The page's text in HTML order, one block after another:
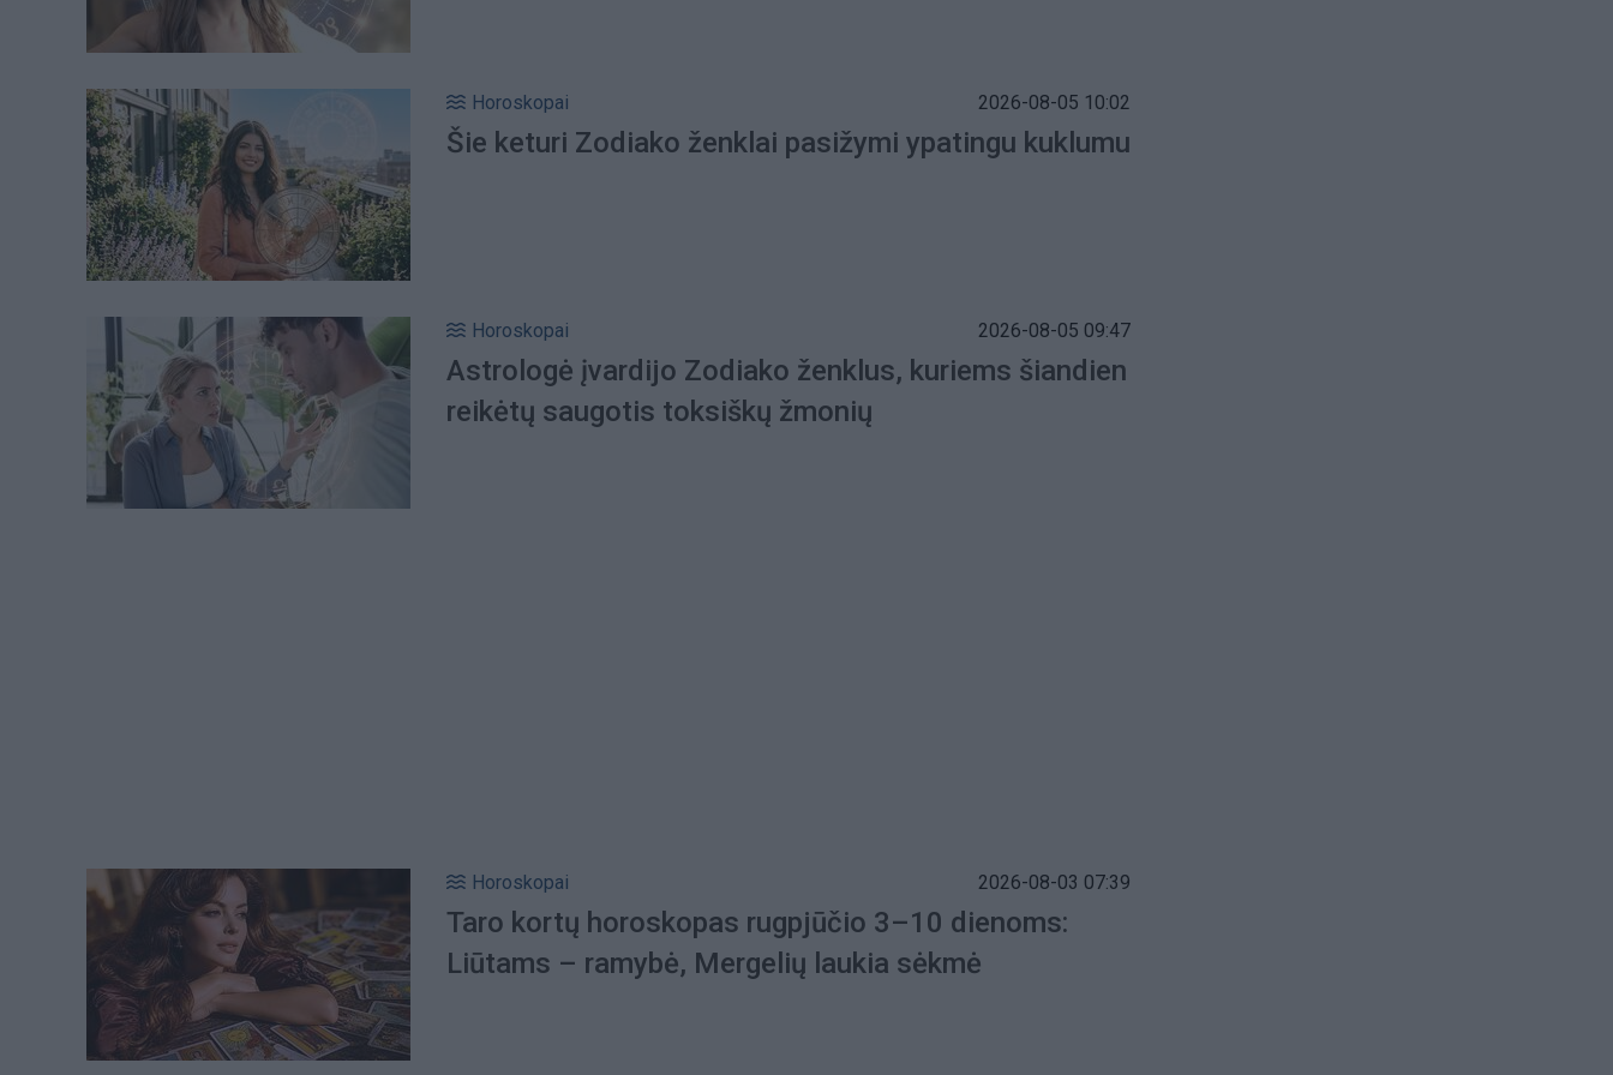
Horoskopai 2026-08-05 10:02
Šie keturi Zodiako ženklai pasižymi ypatingu kuklumu
Horoskopai 2026-08-05 09:47
Astrologė įvardijo Zodiako ženklus, kuriems šiandien
reikėtų saugotis toksiškų žmonių
Horoskopai 2026-08-03 07:39
Taro kortų horoskopas rugpjūčio 3–10 dienoms:
Liūtams – ramybė, Mergelių laukia sėkmė